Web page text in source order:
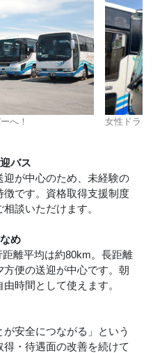
へ！ 女性ドライ
バス
が中心のため、未経験の
です。資格取得支援制度
談いただけます。
め
離平均は約80km。長距離
便の送迎が中心です。朝
時間として使えます。
が安全につながる」という
・待遇面の改善を続けて